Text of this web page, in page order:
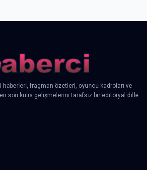
haberleri, fragman özetleri, oyuncu kadroları ve
son kulis gelişmelerini tarafsız bir editoryal dille